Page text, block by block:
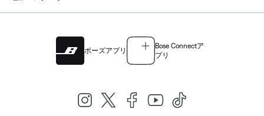
ボーズアプリ
Bose Connectア
プリ